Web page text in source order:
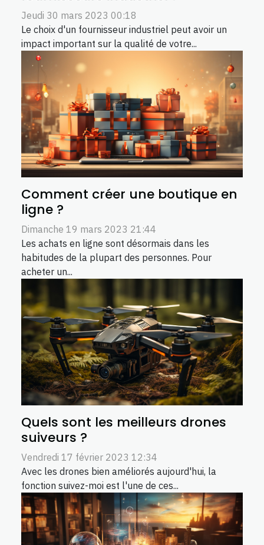
Jeudi 30 mars 2023 00:18
Le choix d'un fournisseur industriel peut avoir un
impact important sur la qualité de votre...
Comment créer une boutique en
ligne ?
Dimanche 19 mars 2023 21:44
Les achats en ligne sont désormais dans les
habitudes de la plupart des personnes. Pour
acheter un...
Quels sont les meilleurs drones
suiveurs ?
Vendredi 17 février 2023 12:34
Avec les drones bien améliorés aujourd'hui, la
fonction suivez-moi est l'une de ces...